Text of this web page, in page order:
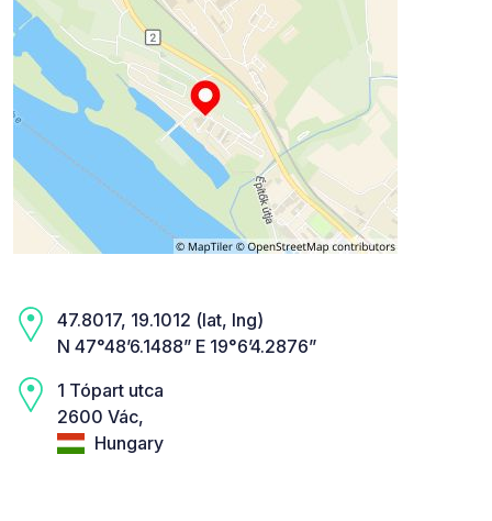
47.8017, 19.1012 (lat, lng)
N 47°48’6.1488” E 19°6’4.2876”
1 Tópart utca
2600 Vác,
Hungary